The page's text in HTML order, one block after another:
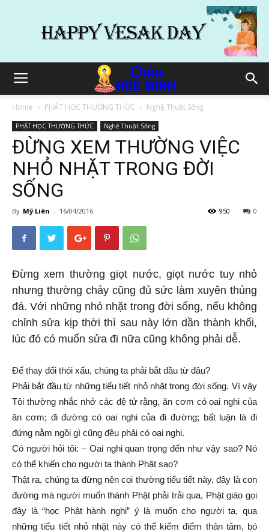
Home PHẬT HỌC THƯỜNG THỨC Nghệ Thuật Sống
PHẬT HỌC THƯỜNG THỨC Nghệ Thuật Sống
ĐỪNG XEM THƯỜNG VIỆC
NHỎ NHẶT TRONG ĐỜI
SỐNG
By Mỹ Liên - 16/04/2016 0
950
Đừng xem thường giọt nước, giọt nước tuy nhỏ
nhưng thường chảy cũng đủ sức làm xuyên thủng
đá. Với những nhỏ nhặt trong đời sống, nếu không
chỉnh sửa kịp thời thì sau này lớn dần thành khối,
lúc đó có muốn sửa đi nữa cũng không phải dễ.
Để thay đổi thói xấu, chúng ta phải bắt đầu từ đâu?
Phải bắt đầu từ những tiểu tiết nhỏ nhặt trong đời sống. Vì vậy
Tôi thường nhắc nhở các đệ tử rằng, ăn cơm có oai nghi của
ăn cơm; đi đường có oai nghi của đi đường; bất luận là đi
đứng nằm ngồi gì cũng đều phải có oai nghi.
Có người hỏi tôi: – Oai nghi quan trọng đến như vậy sao? Nó
có thể khiến cho người ta thành Phật sao?
Thật ra, chúng ta đừng nên coi thường tiểu tiết này, đây là con
đường mà người muốn thành Phật phải trải qua, Phật giáo gọi
đây là “học Phật hành nghi” ý là muốn cho người ta, qua
những tiểu tiết nhỏ nhặt này có thể kiểm điểm thân tâm, bó